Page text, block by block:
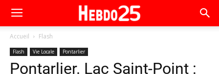
Accueil Flash
Flash Vie Locale Pontarlier
Pontarlier. Lac Saint-Point :